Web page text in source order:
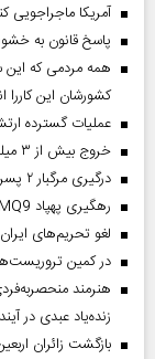
آمریکا
پاسخ قانون به
همه مردمی که این
کشورشان این کاررا
عملیات گسترده
خروج بیش از ۳ میلیون زائر از تمام مرز‌های کشور
درگیری مرگبار ۲ پسرخاله در پارک
رهگیری پهپاد MQ9 بر فراز تنگه هرمز
لغو تحریم‌های
در کمین
زنده‌یاد عبدی در